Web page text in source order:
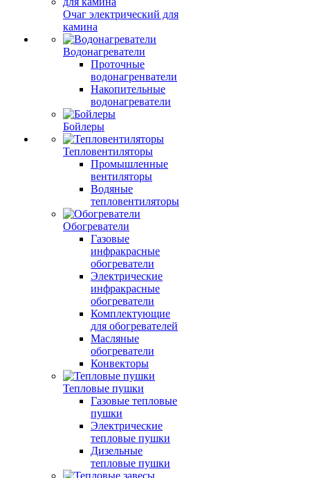
Очаг электрический для
камина
Водонагреватели
Проточные
водонагренватели
Накопительные
водонагреватели
Бойлеры
Тепловентиляторы
Промышленные
вентиляторы
Водяные
тепловентиляторы
Обогреватели
Газовые
инфракрасные
обогреватели
Электрические
инфракрасные
обогреватели
Комплектующие
для обогревателей
Масляные
обогреватели
Конвекторы
Тепловые пушки
Газовые тепловые
пушки
Электрические
тепловые пушки
Дизельные
тепловые пушки